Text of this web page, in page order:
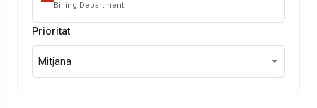
Billing Department
Prioritat
Mitjana